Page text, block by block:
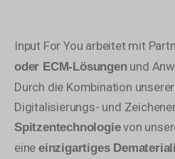
Input For You arbeitet mit
oder ECM-Lösungenund
Durch die Kombination
Digitalisierungs- und
Spitzentechnologievon
eine einzigartiges